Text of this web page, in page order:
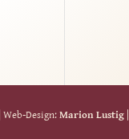
| Web-Design:Marion Lustig